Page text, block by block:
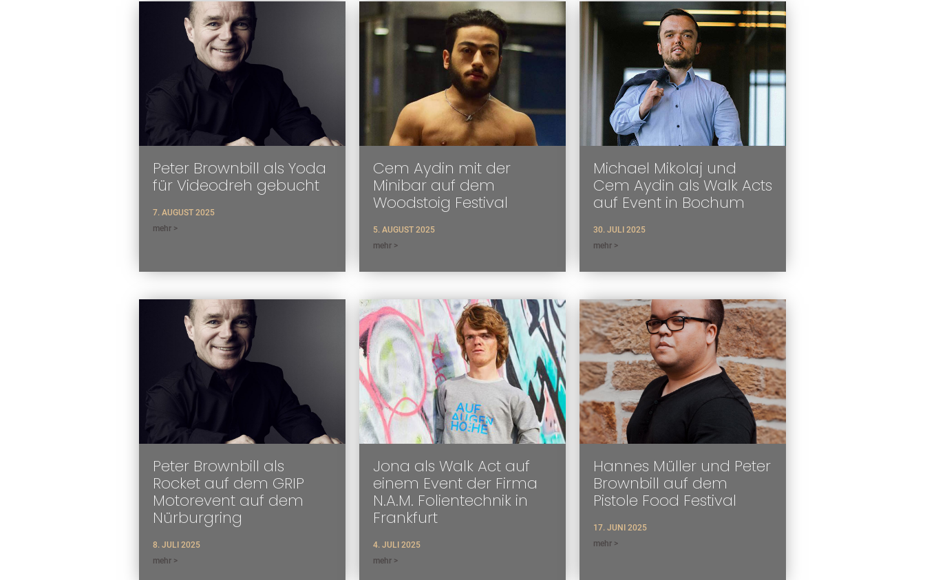
Peter Brownbill als Yoda
für Videodreh gebucht
7. AUGUST 2025
mehr >
Cem Aydin mit der
Minibar auf dem
Woodstoig Festival
5. AUGUST 2025
mehr >
Michael Mikolaj und
Cem Aydin als Walk Acts
auf Event in Bochum
30. JULI 2025
mehr >
Peter Brownbill als
Rocket auf dem GRIP
Motorevent auf dem
Nürburgring
8. JULI 2025
mehr >
Jona als Walk Act auf
einem Event der Firma
N.A.M. Folientechnik in
Frankfurt
4. JULI 2025
mehr >
Hannes Müller und Peter
Brownbill auf dem
Pistole Food Festival
17. JUNI 2025
mehr >